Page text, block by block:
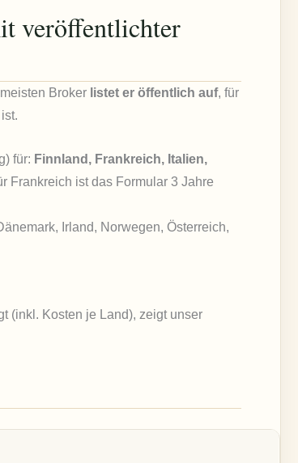
veröffentlichter
Broker listet er öffentlich auf, für
für: Finnland, Frankreich, Italien,
Frankreich ist das Formular 3 Jahre
Irland, Norwegen, Österreich,
(inkl. Kosten je Land), zeigt unser